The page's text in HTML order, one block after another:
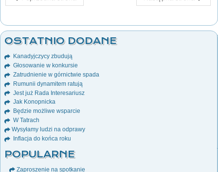
OSTATNIO DODANE
Kanadyjczycy zbudują
Głosowanie w konkursie
Zatrudnienie w górnictwie spada
Rumunii dynamitem ratują
Jest już Rada Interesariusz
Jak Konopnicka
Będzie możliwe wsparcie
W Tatrach
Wysyłamy ludzi na odprawy
Inflacja do końca roku
POPULARNE
Zaproszenie na spotkanie